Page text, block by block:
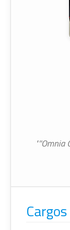
"''Omnia
Cargos